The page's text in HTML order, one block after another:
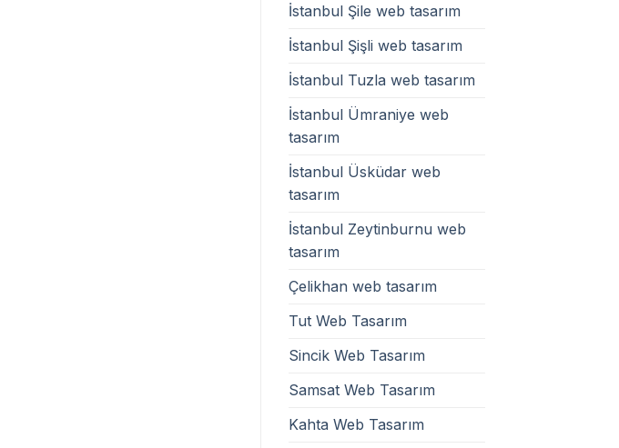
İstanbul Şile web tasarım
İstanbul Şişli web tasarım
İstanbul Tuzla web tasarım
İstanbul Ümraniye web
tasarım
İstanbul Üsküdar web
tasarım
İstanbul Zeytinburnu web
tasarım
Çelikhan web tasarım
Tut Web Tasarım
Sincik Web Tasarım
Samsat Web Tasarım
Kahta Web Tasarım